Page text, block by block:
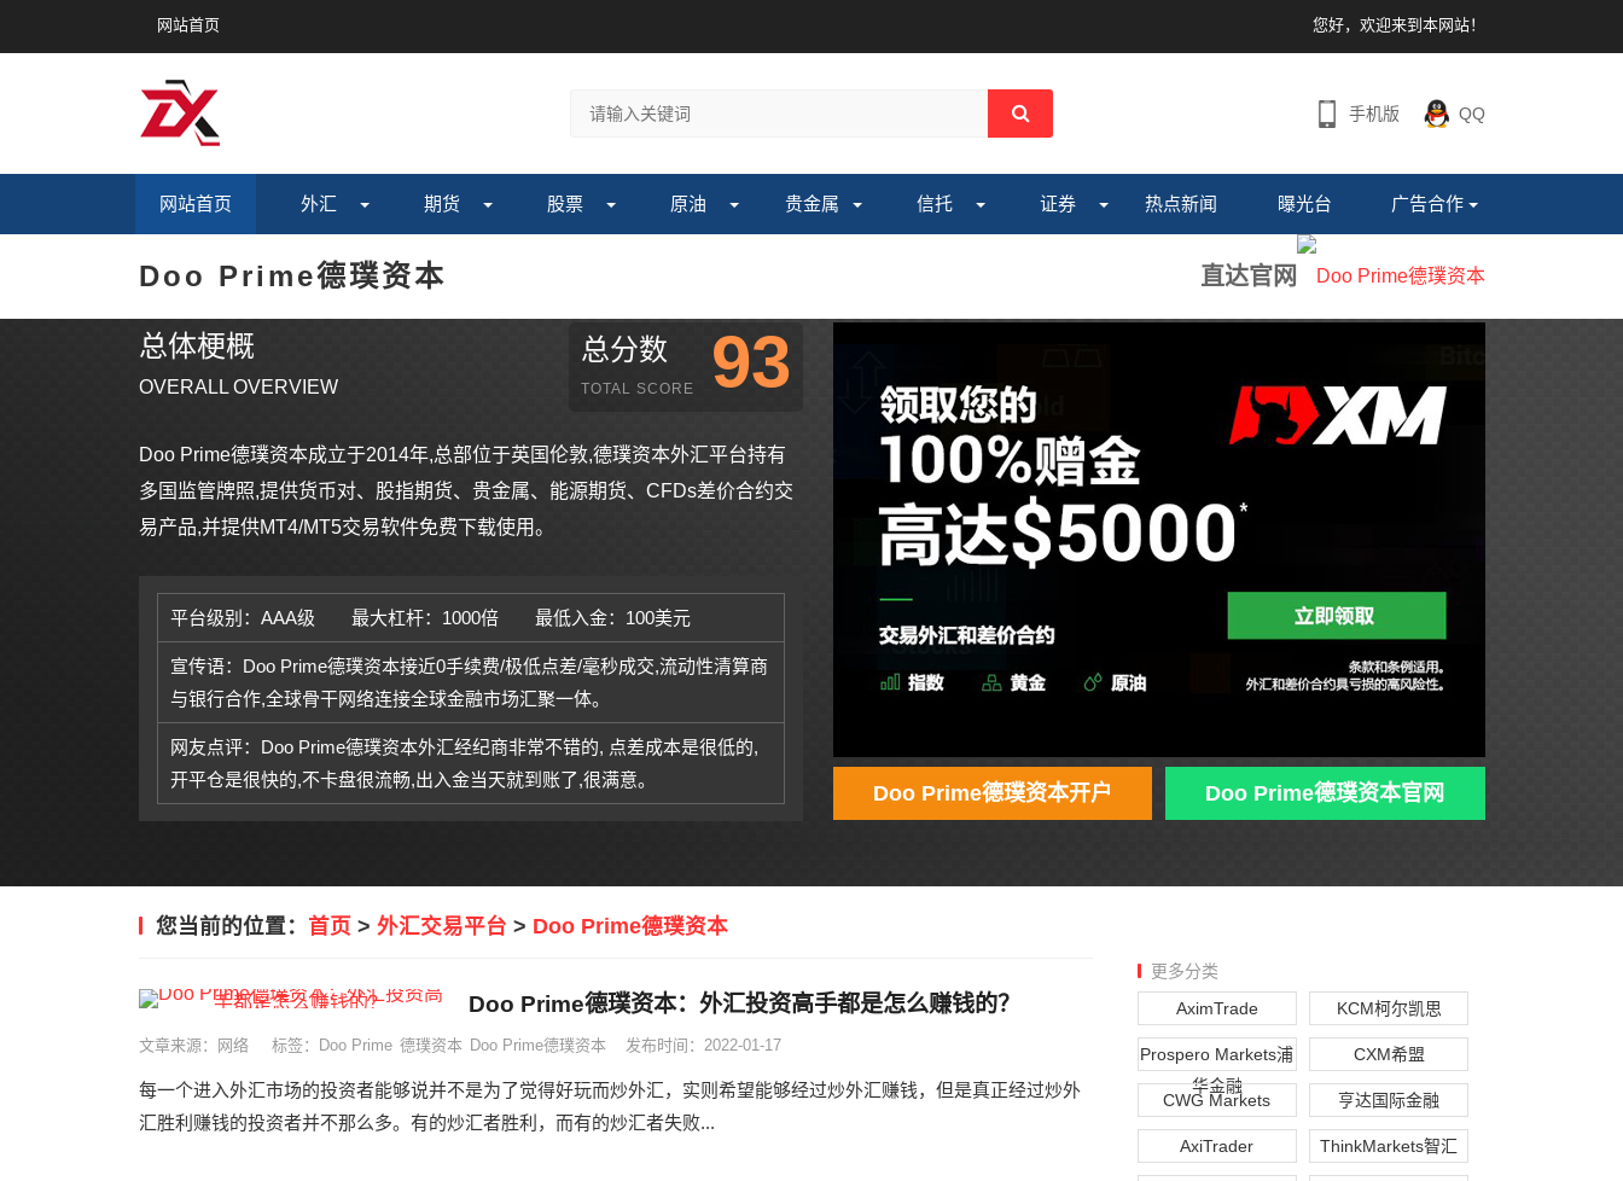
网站首页 您好，欢迎来到本网站！
手机版 QQ
网站首页 外汇 期货 股票 原油 贵金属 信托 证券 热点新闻 曝光台 广告合作
Doo Prime德璞资本 直达官网
总体梗概
OVERALL OVERVIEW
总分数
TOTAL SCORE 93
Doo Prime德璞资本成立于2014年,总部位于英国伦敦,德璞资本外汇平台持有
多国监管牌照,提供货币对、股指期货、贵金属、能源期货、CFDs差价合约交
易产品,并提供MT4/MT5交易软件免费下载使用。
平台级别：AAA级 最大杠杆：1000倍 最低入金：100美元
宣传语：Doo Prime德璞资本接近0手续费/极低点差/毫秒成交,流动性清算商
与银行合作,全球骨干网络连接全球金融市场汇聚一体。
网友点评：Doo Prime德璞资本外汇经纪商非常不错的, 点差成本是很低的,
开平仓是很快的,不卡盘很流畅,出入金当天就到账了,很满意。
Doo Prime德璞资本开户 Doo Prime德璞资本官网
您当前的位置： 首页 > 外汇交易平台 > Doo Prime德璞资本
Doo Prime德璞资本：外汇投资高手都是怎么赚钱的？
文章来源：网络 标签： Doo Prime 德璞资本 Doo Prime德璞资本 发布时间：2022-01-17
每一个进入外汇市场的投资者能够说并不是为了觉得好玩而炒外汇，实则希望能够经过炒外汇赚钱，但是真正经过炒外
汇胜利赚钱的投资者并不那么多。有的炒汇者胜利，而有的炒汇者失败...
更多分类
AximTrade
KCM柯尔凯思
Prospero Markets浦
华金融
CXM希盟
CWG Markets 亨达国际金融
AxiTrader ThinkMarkets智汇